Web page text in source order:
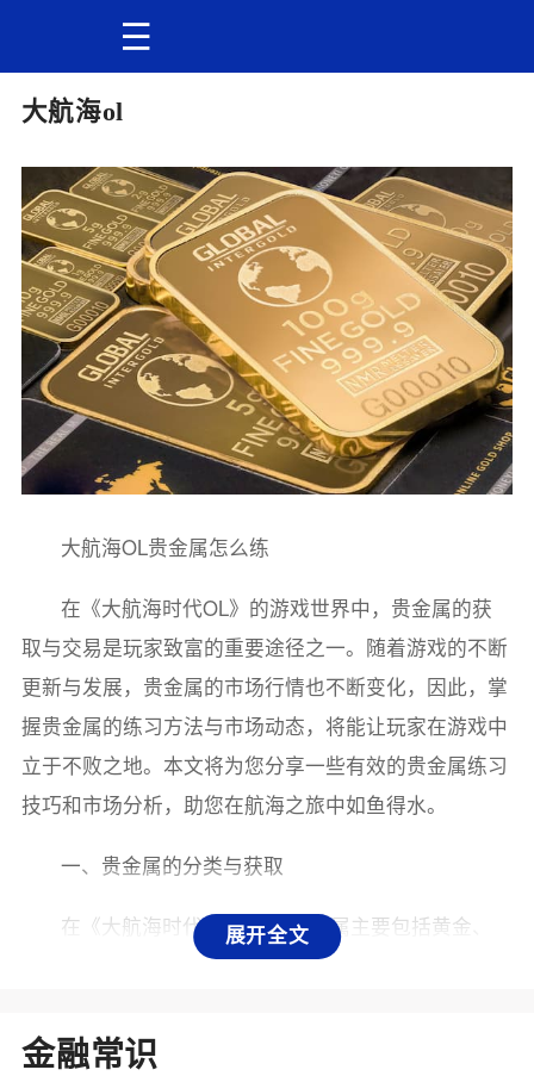
大航海ol
展开全文
大航海OL贵金属怎么练
在《大航海时代OL》的游戏世界中，贵金属的获
取与交易是玩家致富的重要途径之一。随着游戏的不断
更新与发展，贵金属的市场行情也不断变化，因此，掌
握贵金属的练习方法与市场动态，将能让玩家在游戏中
立于不败之地。本文将为您分享一些有效的贵金属练习
技巧和市场分析，助您在航海之旅中如鱼得水。
一、贵金属的分类与获取
在《大航海时代OL》中，贵金属主要包括黄金、
白银和铂金等。这些贵金属的获取途径多种多样，玩家
的海域，玩家可以通过打败特定的海盗或者完成某些任
金融常识